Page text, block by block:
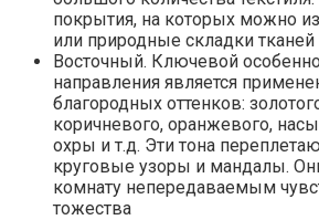
покрытия, на которых можно
или природные складки тканей
Восточный. Ключевой
направления является
благородных оттенков:
коричневого, оранжевого,
охры и т.д. Эти тона
круговые узоры и мандалы.
комнату непередаваемым
тожества